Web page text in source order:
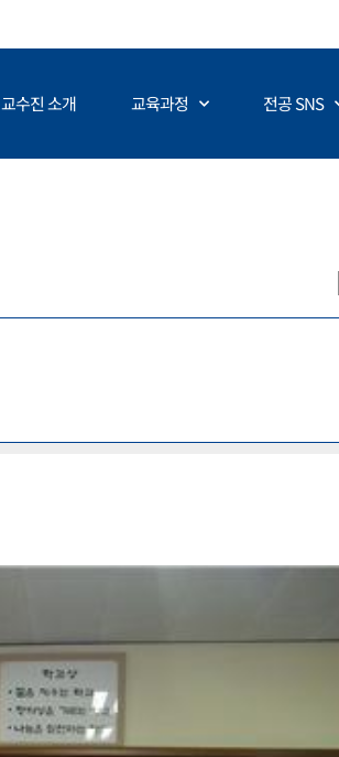
교수진 소개 교육과정 전공 SNS